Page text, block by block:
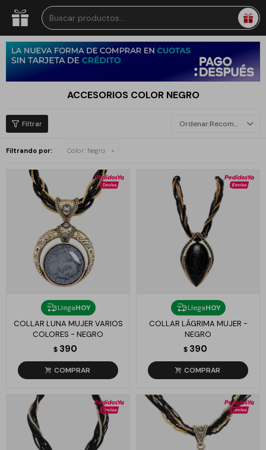
ACCESORIOS COLOR NEGRO
Recomendados
Filtrando por: Color: Negro
LlegaHOY
COLLAR LUNA MUJER VARIOS
COLORES - NEGRO
$ 390
LlegaHOY
COLLAR LÁGRIMA MUJER -
NEGRO
$ 390